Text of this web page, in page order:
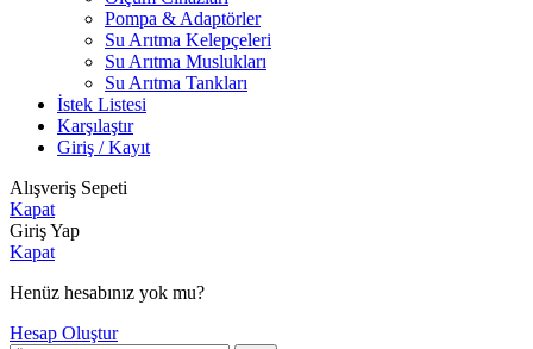
Pompa & Adaptörler
Su Arıtma Kelepçeleri
Su Arıtma Muslukları
Su Arıtma Tankları
İstek Listesi
Karşılaştır
Giriş / Kayıt
Alışveriş Sepeti
Kapat
Giriş Yap
Kapat
Henüz hesabınız yok mu?
Hesap Oluştur